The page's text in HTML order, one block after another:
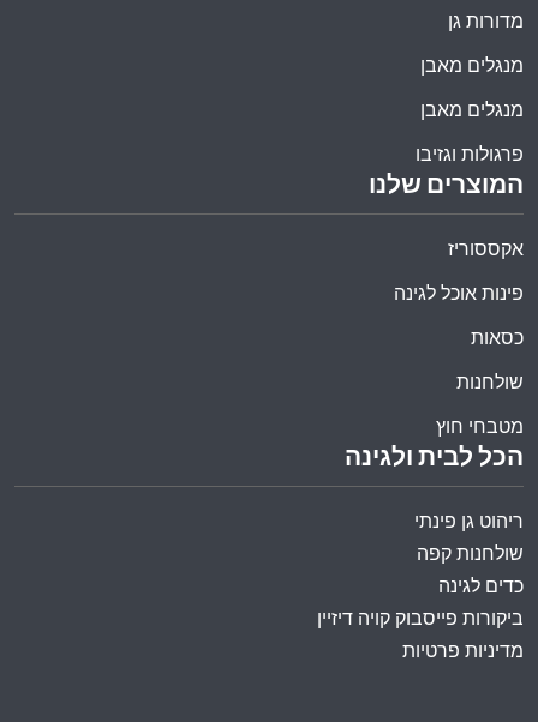
הכל לבית ולגינה
ריהוט גן פינתי
שולחנות קפה
כדים לגינה
ביקורות פייסבוק קויה דיזיין
מדיניות פרטיות
המוצרים שלנו
אקססוריז
פינות אוכל לגינה
כסאות
שולחנות
מטבחי חוץ
מדורות גן
מנגלים מאבן
מנגלים מאבן
פרגולות וגזיבו